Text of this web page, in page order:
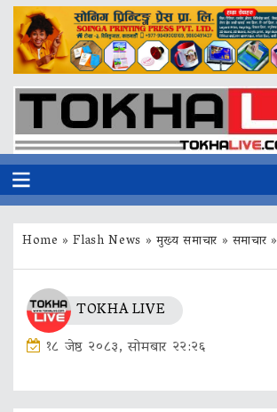
Home »Flash News » मुख्य समाचार» समाचार»
TOKHA LIVE
१८ जेष्ठ २०८३, सोमबार २२:२६